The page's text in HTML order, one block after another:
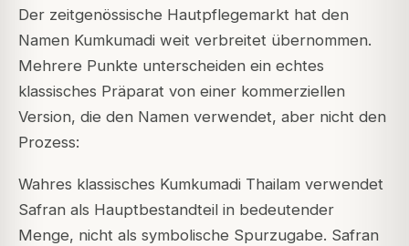
Der zeitgenössische Hautpflegemarkt hat den
Namen Kumkumadi weit verbreitet übernommen.
Mehrere Punkte unterscheiden ein echtes
klassisches Präparat von einer kommerziellen
Version, die den Namen verwendet, aber nicht den
Prozess:
Wahres klassisches Kumkumadi Thailam verwendet
Safran als Hauptbestandteil in bedeutender
Menge, nicht als symbolische Spurzugabe. Safran